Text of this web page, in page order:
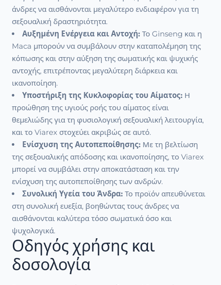
άνδρες να αισθάνονται μεγαλύτερο ενδιαφέρον για τη
σεξουαλική δραστηριότητα.
Αυξημένη Ενέργεια και Αντοχή: Το Ginseng και η
Maca μπορούν να συμβάλουν στην καταπολέμηση της
κόπωσης και στην αύξηση της σωματικής και ψυχικής
αντοχής, επιτρέποντας μεγαλύτερη διάρκεια και
ικανοποίηση.
Υποστήριξη της Κυκλοφορίας του Αίματος: Η
προώθηση της υγιούς ροής του αίματος είναι
θεμελιώδης για τη φυσιολογική σεξουαλική λειτουργία,
και το Viarex στοχεύει ακριβώς σε αυτό.
Ενίσχυση της Αυτοπεποίθησης: Με τη βελτίωση
της σεξουαλικής απόδοσης και ικανοποίησης, το Viarex
μπορεί να συμβάλει στην αποκατάσταση και την
ενίσχυση της αυτοπεποίθησης των ανδρών.
Συνολική Υγεία του Άνδρα: Το προϊόν απευθύνεται
στη συνολική ευεξία, βοηθώντας τους άνδρες να
αισθάνονται καλύτερα τόσο σωματικά όσο και
ψυχολογικά.
Οδηγός χρήσης και
δοσολογία